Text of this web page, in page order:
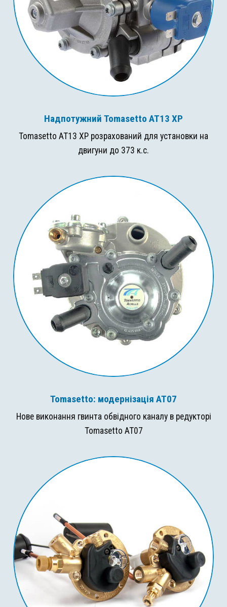
Надпотужний Tomasetto AT13 XP
Tomasetto AT13 XP розрахований для установки на
двигуни до 373 к.с.
Tomasetto: модернізація AT07
Нове виконання гвинта обвідного каналу в редукторі
Tomasetto AT07